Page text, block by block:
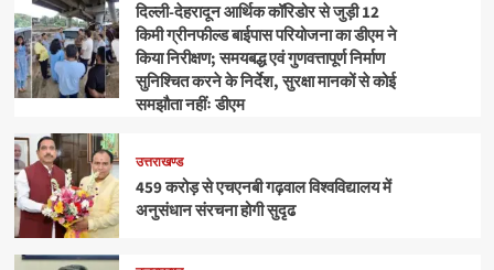
दिल्ली-देहरादून आर्थिक कॉरिडोर से जुड़ी 12
किमी ग्रीनफील्ड बाईपास परियोजना का डीएम ने
किया निरीक्षण; समयबद्ध एवं गुणवत्तापूर्ण निर्माण
सुनिश्चित करने के निर्देश, सुरक्षा मानकों से कोई
समझौता नहींः डीएम
उत्तराखण्ड
459 करोड़ से एचएनबी गढ़वाल विश्वविद्यालय में
अनुसंधान संरचना होगी सुदृढ